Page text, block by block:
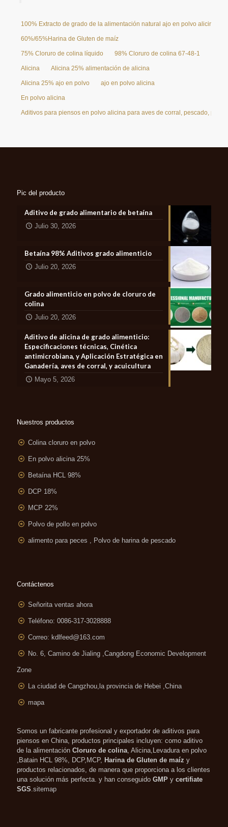
100% Extracto de grado de la alimentación natural ajo en polvo alicina
60%/65%Harina de Gluten de maíz
75% Cloruro de colina líquido 98% Cloruro de colina 67-48-1
Alicina Alicina 25% alimentación de alicina
Alicina 25% ajo en polvo ajo en polvo alicina
En polvo alicina
Aditivos para piensos en polvo alicina para aves de corral, pescado, pollo
Pic del producto
Aditivo de grado alimentario de betaína
Julio 30, 2026
Betaína 98% Aditivos grado alimenticio
Julio 20, 2026
Grado alimenticio en polvo de cloruro de
colina
Julio 20, 2026
Aditivo de alicina de grado alimenticio:
Especificaciones técnicas, Cinética
antimicrobiana, y Aplicación Estratégica en
Ganadería, aves de corral, y acuicultura
Mayo 5, 2026
Nuestros productos
Colina cloruro en polvo
En polvo alicina 25%
Betaína HCL 98%
DCP 18%
MCP 22%
Polvo de pollo en polvo
alimento para peces , Polvo de harina de pescado
Contáctenos
Señorita ventas ahora
Teléfono: 0086-317-3028888
Correo: kdlfeed@163.com
No. 6, Camino de Jialing ,Cangdong Economic Development
Zone
La ciudad de Cangzhou,la provincia de Hebei ,China
mapa
Somos un fabricante profesional y exportador de aditivos para
piensos en China, productos principales incluyen: como aditivo
de la alimentación Cloruro de colina , Alicina,Levadura en polvo
,Batain HCL 98%, DCP,MCP, Harina de Gluten de maíz y
productos relacionados, de manera que proporciona a los clientes
una solución más perfecta. y han conseguido GMP y certifiate
SGS sitemap